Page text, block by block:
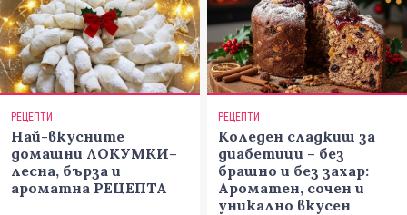
РЕЦЕПТИ
Най-вкусните
домашни ЛОКУМКИ–
лесна, бърза и
ароматна РЕЦЕПТА
РЕЦЕПТИ
Коледен сладкиш за
диабетици – без
брашно и без захар:
Ароматен, сочен и
уникално вкусен